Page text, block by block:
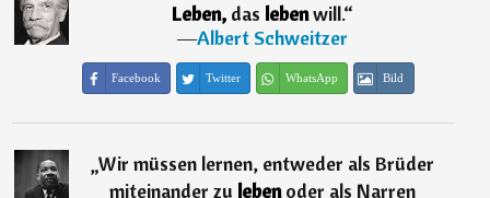
Leben, das lebenwill.“
―Albert Schweitzer
Facebook Twitter WhatsApp Bild
„Wir müssen lernen, entweder als Brüder
miteinander zu lebenoder als Narren